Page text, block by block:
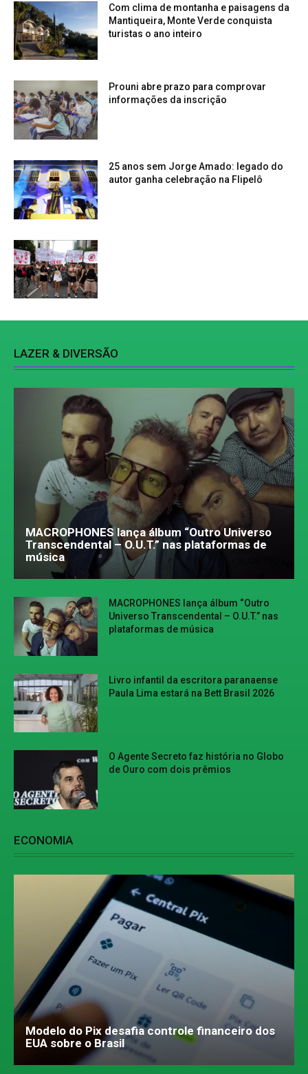
Com clima de montanha e paisagens da
Mantiqueira, Monte Verde conquista
turistas o ano inteiro
Prouni abre prazo para comprovar
informações da inscrição
25 anos sem Jorge Amado: legado do
autor ganha celebração na Flipelô
LAZER & DIVERSÃO
MACROPHONES lança álbum “Outro Universo
Transcendental – O.U.T.” nas plataformas de
música
MACROPHONES lança álbum “Outro
Universo Transcendental – O.U.T.” nas
plataformas de música
Livro infantil da escritora paranaense
Paula Lima estará na Bett Brasil 2026
O Agente Secreto faz história no Globo
de Ouro com dois prêmios
ECONOMIA
Modelo do Pix desafia controle financeiro dos
EUA sobre o Brasil